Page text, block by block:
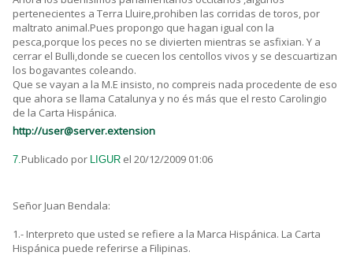
pertenecientes a Terra Lluire,prohiben las corridas de toros, por
maltrato animal.Pues propongo que hagan igual con la
pesca,porque los peces no se divierten mientras se asfixian. Y a
cerrar el Bulli,donde se cuecen los centollos vivos y se descuartizan
los bogavantes coleando.
Que se vayan a la M.E insisto, no compreis nada procedente de eso
que ahora se llama Catalunya y no és más que el resto Carolingio
de la Carta Hispánica.
http://user@server.extension
7.Publicado por LIGUR el 20/12/2009 01:06
Señor Juan Bendala:
1.- Interpreto que usted se refiere a la Marca Hispánica. La Carta
Hispánica puede referirse a Filipinas.